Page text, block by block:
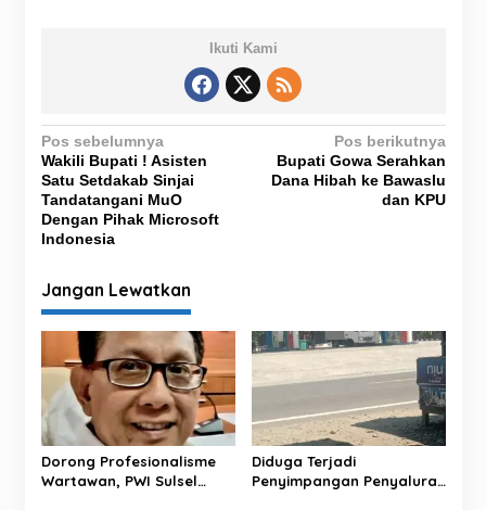
Ikuti Kami
N
a
v
i
a
s
i
p
o
s
Pos sebelumnya
Wakili Bupati ! Asisten
Satu Setdakab Sinjai
Tandatangani MuO
Dengan Pihak Microsoft
Indonesia
Pos berikutnya
Bupati Gowa Serahkan
Dana Hibah ke Bawaslu
dan KPU
Jangan Lewatkan
Dorong Profesionalisme
Wartawan, PWI Sulsel
Diduga Terjadi
Penyimpangan Penyaluran